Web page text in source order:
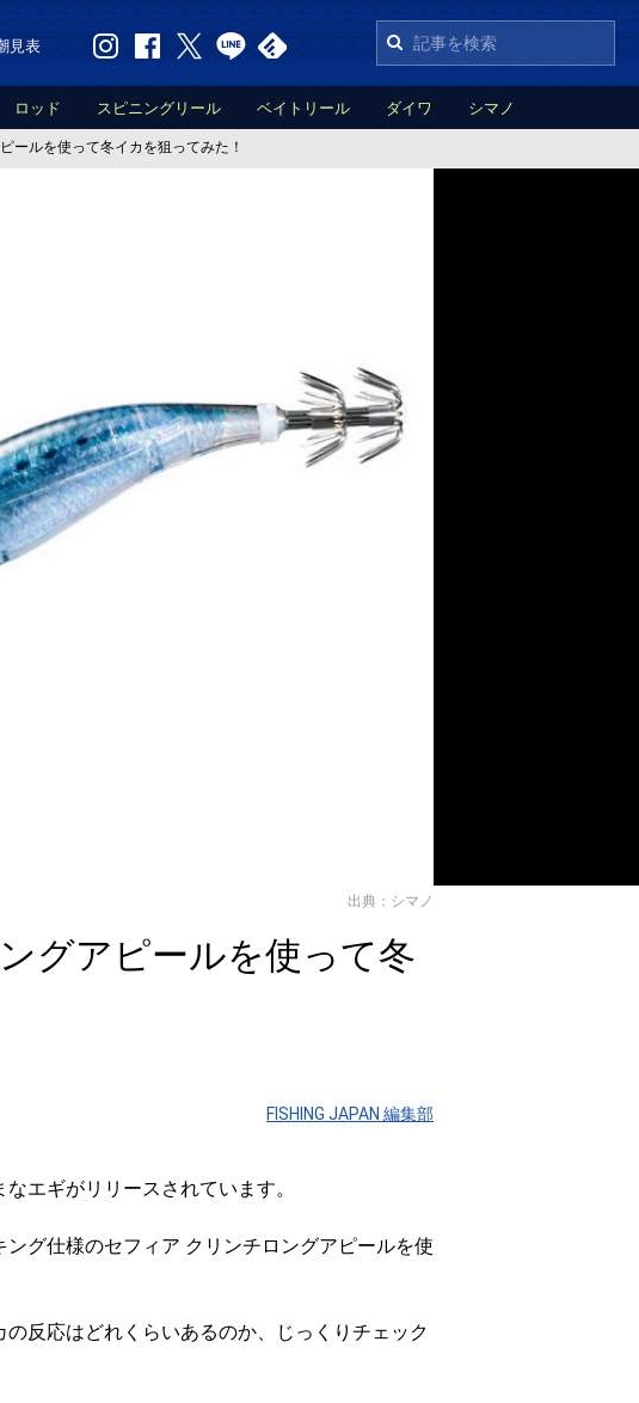
見表
ロッド スピニングリール ベイトリール ダイワ シマノ
ールを使って冬イカを狙ってみた！
出典：シマノ
グアピールを使って冬
FISHING JAPAN 編集部
エギがリリースされています。
グ仕様のセフィア クリンチロングアピールを使
反応はどれくらいあるのか、じっくりチェック